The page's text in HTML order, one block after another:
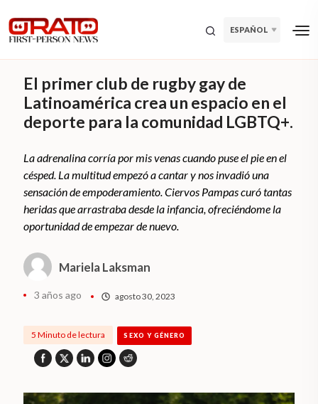
ESPAÑOL
El primer club de rugby gay de
Latinoamérica crea un espacio en el
deporte para la comunidad LGBTQ+.
La adrenalina corría por mis venas cuando puse el pie en el
césped. La multitud empezó a cantar y nos invadió una
sensación de empoderamiento. Ciervos Pampas curó tantas
heridas que arrastraba desde la infancia, ofreciéndome la
oportunidad de empezar de nuevo.
Mariela Laksman
3 años ago agosto 30, 2023
5 Minuto de lectura SEXO Y GÉNERO